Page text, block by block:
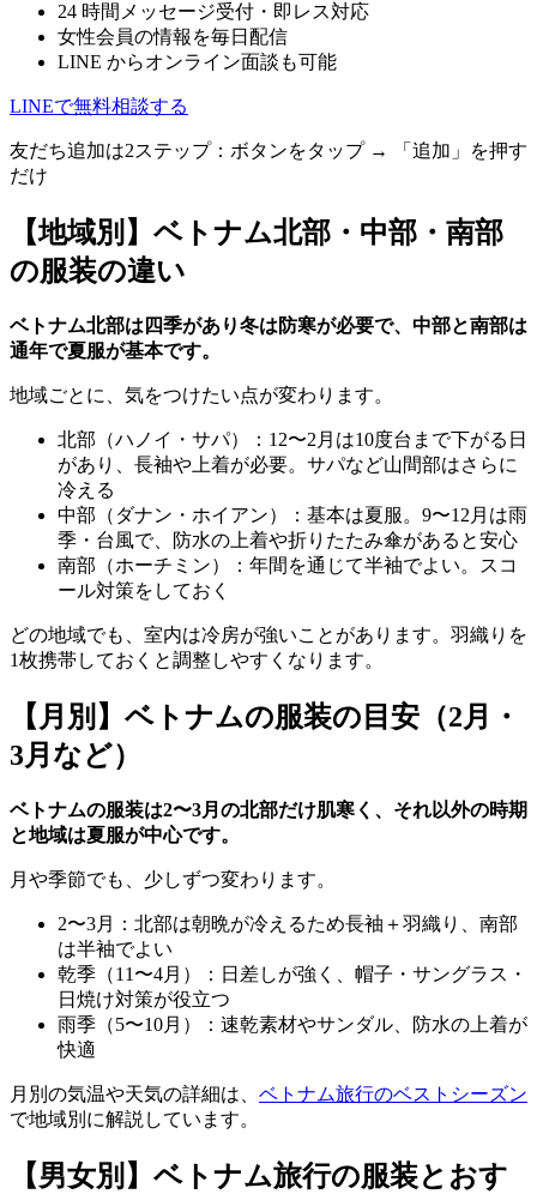
24 時間メッセージ受付・即レス対応
女性会員の情報を毎日配信
LINE からオンライン面談も可能
LINEで無料相談する
友だち追加は2ステップ：ボタンをタップ → 「追加」を押す
だけ
【地域別】ベトナム北部・中部・南部
の服装の違い
ベトナム北部は四季があり冬は防寒が必要で、中部と南部は
通年で夏服が基本です。
地域ごとに、気をつけたい点が変わります。
北部（ハノイ・サパ）：12〜2月は10度台まで下がる日
があり、長袖や上着が必要。サパなど山間部はさらに
冷える
中部（ダナン・ホイアン）：基本は夏服。9〜12月は雨
季・台風で、防水の上着や折りたたみ傘があると安心
南部（ホーチミン）：年間を通じて半袖でよい。スコ
ール対策をしておく
どの地域でも、室内は冷房が強いことがあります。羽織りを
1枚携帯しておくと調整しやすくなります。
【月別】ベトナムの服装の目安（2月・
3月など）
ベトナムの服装は2〜3月の北部だけ肌寒く、それ以外の時期
と地域は夏服が中心です。
月や季節でも、少しずつ変わります。
2〜3月：北部は朝晩が冷えるため長袖＋羽織り、南部
は半袖でよい
乾季（11〜4月）：日差しが強く、帽子・サングラス・
日焼け対策が役立つ
雨季（5〜10月）：速乾素材やサンダル、防水の上着が
快適
月別の気温や天気の詳細は、 ベトナム旅行のベストシーズン
で地域別に解説しています。
【男女別】ベトナム旅行の服装とおす